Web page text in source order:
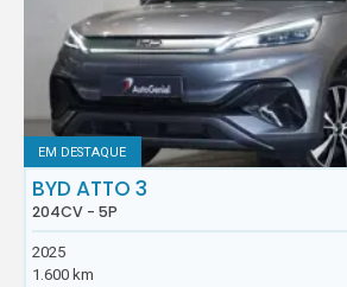
EM DESTAQUE
BYD ATTO 3
204CV - 5P
2025
1.600 km